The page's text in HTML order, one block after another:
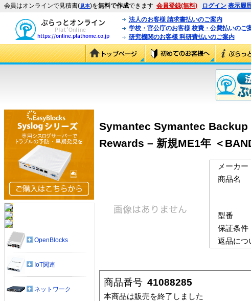
会員はオンラインで見積書(見本)を無料で作成できます 会員登録(無料) ログイン 表示履
法人のお客様 請求書払いのご案内
学校・官公庁のお客様 校費・公費払いのご
研究機関のお客様 科研費払いのご案内
Symantec Symantec
Rewards – 新規ME1年 ＜
メーカー
商品名
型番
保証条件
返品につ
商品番号 41088285
本商品は販売を終了しました
OpenBlocks
IoT関連
ネットワーク